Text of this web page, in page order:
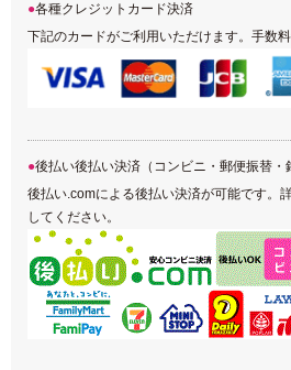
各種クレジットカード決済
下記のカードがご利用いただけます。手数料
後払い後払い決済（コンビニ・郵便振替・
後払い.comによる後払い決済が可能です。
してください。